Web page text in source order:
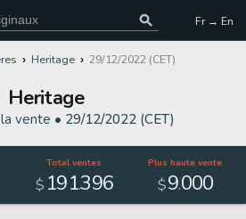
Fr → En
Heritage 29/12/2022 (CET)
Heritage
vente • 29/12/2022 (CET)
Total ventes
$ 191.396
Plus haute vente
$9.000